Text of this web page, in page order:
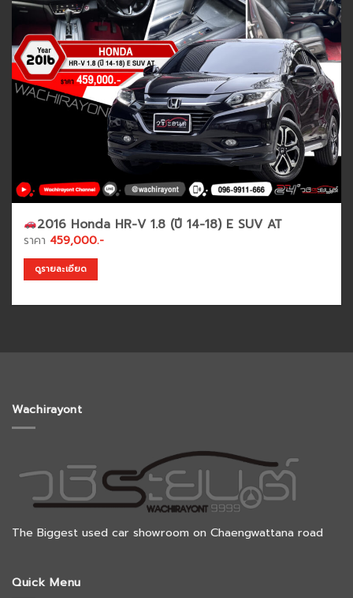
2016 Honda HR-V 1.8 (ปี 14-18) E SUV AT
ราคา 459,000.-
ดูรายละเอียด
Wachirayont
The Biggest used car showroom on Chaengwattana road
Quick Menu